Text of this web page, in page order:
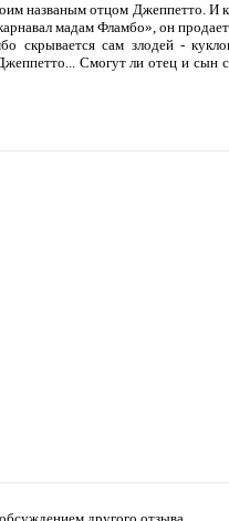
названым отцом Джеппетто.
мадам Фламбо», он
скрывается сам злодей -
Смогут ли отец и